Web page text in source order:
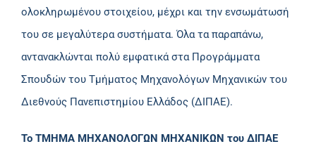
ολοκληρωμένου στοιχείου, μέχρι και την ενσωμάτωσή
του σε μεγαλύτερα συστήματα. Όλα τα παραπάνω,
αντανακλώνται πολύ εμφατικά στα Προγράμματα
Σπουδών του Τμήματος Μηχανολόγων Μηχανικών του
Διεθνούς Πανεπιστημίου Ελλάδος (ΔΙΠΑΕ).
Το ΤΜΗΜΑ ΜΗΧΑΝΟΛΟΓΩΝ ΜΗΧΑΝΙΚΩΝ του ΔΙΠΑΕ